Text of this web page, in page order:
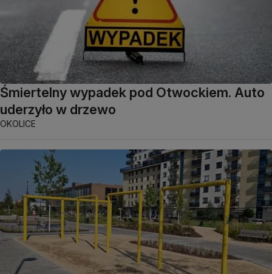
Śmiertelny wypadek pod Otwockiem. Auto
uderzyło w drzewo
OKOLICE